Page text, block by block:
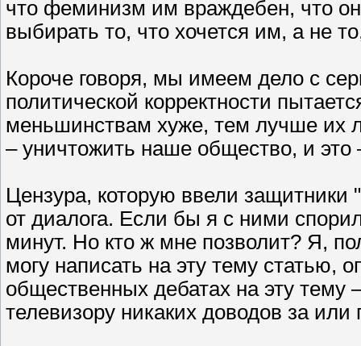
что феминизм им враждебен, что
выбирать то, что хочется им, а не
Короче говоря, мы имеем дело с
политической корректности
меньшинствам хуже, тем лучше их
– уничтожить наше общество, и
Цензура, которую ввели защитники
от диалога. Если бы я с ними
минут. Но кто ж мне позволит? Я,
могу написать на эту тему статью,
общественных дебатах на эту тему
телевизору никаких доводов за